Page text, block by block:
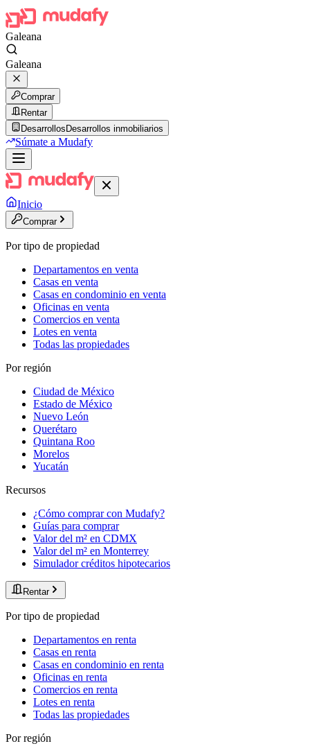
Galeana
Galeana
Comprar
Rentar
Desarrollos Desarrollos inmobiliarios
Súmate a Mudafy
Inicio
Comprar
Por tipo de propiedad
Departamentos en venta
Casas en venta
Casas en condominio en venta
Oficinas en venta
Comercios en venta
Lotes en venta
Todas las propiedades
Por región
Ciudad de México
Estado de México
Nuevo León
Querétaro
Quintana Roo
Morelos
Yucatán
Recursos
¿Cómo comprar con Mudafy?
Guías para comprar
Valor del m² en CDMX
Valor del m² en Monterrey
Simulador créditos hipotecarios
Rentar
Por tipo de propiedad
Departamentos en renta
Casas en renta
Casas en condominio en renta
Oficinas en renta
Comercios en renta
Lotes en renta
Todas las propiedades
Por región